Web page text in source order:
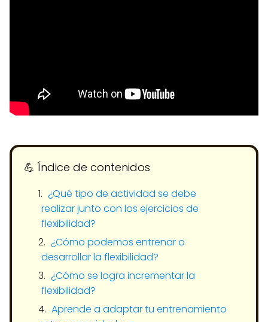
💪​ Índice de contenidos
¿Qué tipo de actividad se debe
realizar junto con los ejercicios de
flexibilidad?
¿Cómo podemos entrenar o
desarrollar la flexibilidad?
¿Cómo se logra incrementar la
flexibilidad?
Aprende a adaptar tu entrenamiento